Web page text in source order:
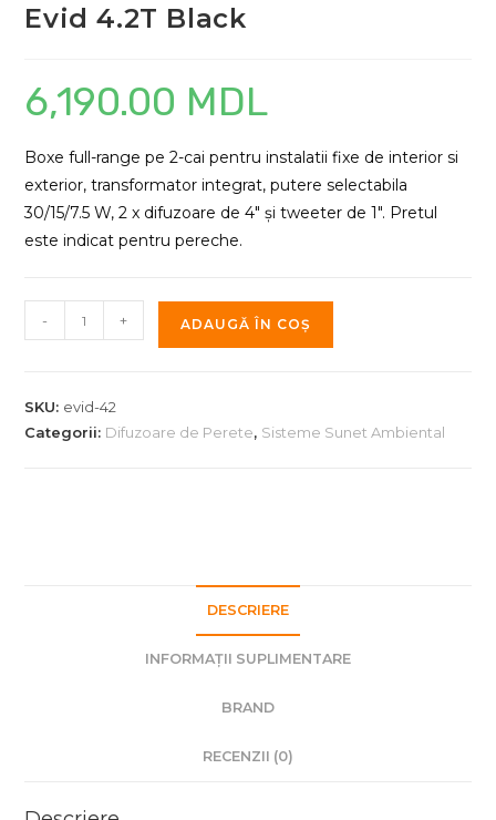
Evid 4.2T Black
6,190.00 MDL
Boxe full-range pe 2-cai pentru instalatii fixe de interior si
exterior, transformator integrat, putere selectabila
30/15/7.5 W, 2 x difuzoare de 4″ și tweeter de 1″. Pretul
este indicat pentru pereche.
Cantitate
Boxa
Voice
- + ADAUGĂ ÎN COȘ
SKU: evid-42
Categorii: Difuzoare de Perete, Sisteme Sunet Ambiental
DESCRIERE
INFORMAȚII SUPLIMENTARE
BRAND
RECENZII (0)